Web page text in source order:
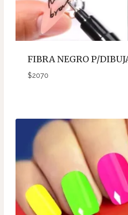
FIBRA NEGRO P/
$2070